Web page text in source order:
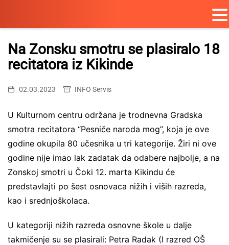
Skip
content
Na Zonsku smotru se plasiralo 18
recitatora iz Kikinde
02.03.2023 INFO Servis
U Kulturnom centru održana je trodnevna Gradska
smotra recitatora “Pesniče naroda mog”, koja je ove
godine okupila 80 učesnika u tri kategorije. Žiri ni ove
godine nije imao lak zadatak da odabere najbolje, a na
Zonskoj smotri u Čoki 12. marta Kikindu će
predstavlajti po šest osnovaca nižih i viših razreda,
kao i srednjoškolaca.
U kategoriji nižih razreda osnovne škole u dalje
takmičenje su se plasirali: Petra Radak (I razred OŠ